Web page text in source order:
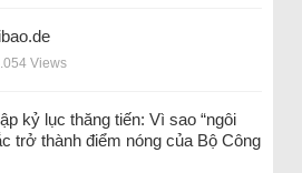
Views
kỷ lục thăng tiến: Vì sao “ngôi
trở thành điểm nóng của Bộ Công